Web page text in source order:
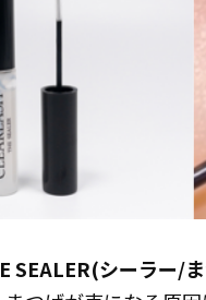
SEALER(シーラー/